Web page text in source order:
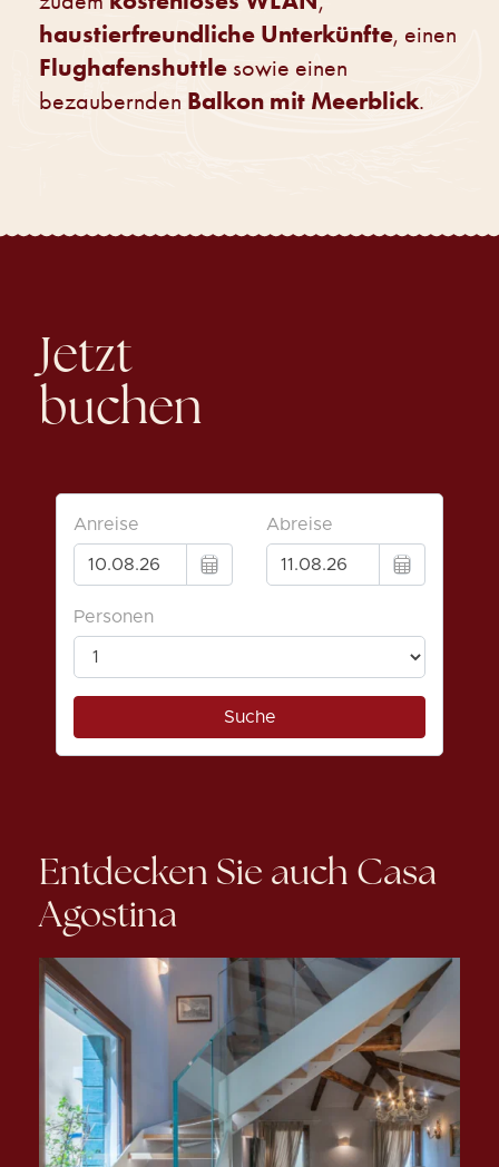
haustierfreundliche Unterkünfte, einen
Flughafenshuttle sowie einen
bezaubernden Balkon mit Meerblick.
Jetzt
buchen
Entdecken Sie auch Casa
Agostina